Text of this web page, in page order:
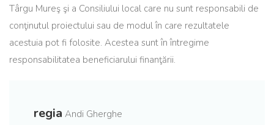
Târgu Mureş şi a Consiliului local care nu sunt responsabili de
conţinutul proiectului sau de modul în care rezultatele
acestuia pot fi folosite. Acestea sunt în întregime
responsabilitatea beneficiarului finanţării.
regia Andi Gherghe